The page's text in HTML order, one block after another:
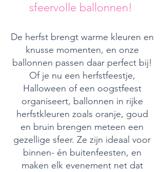
sfeervolle ballonnen!
De herfst brengt warme kleuren en
knusse momenten, en onze
ballonnen passen daar perfect bij!
Of je nu een herfstfeestje,
Halloween of een oogstfeest
organiseert, ballonnen in rijke
herfstkleuren zoals oranje, goud
en bruin brengen meteen een
gezellige sfeer. Ze zijn ideaal voor
binnen- én buitenfeesten, en
maken elk evenement net dat